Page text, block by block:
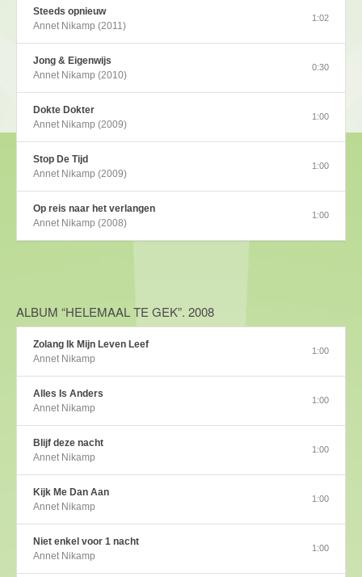
Steeds opnieuw
Annet Nikamp (2011)
1:02
Jong & Eigenwijs
Annet Nikamp (2010)
0:30
Dokte Dokter
Annet Nikamp (2009)
1:00
Stop De Tijd
Annet Nikamp (2009)
1:00
Op reis naar het verlangen
Annet Nikamp (2008)
1:00
ALBUM “HELEMAAL TE GEK”. 2008
Zolang Ik Mijn Leven Leef
Annet Nikamp
1:00
Alles Is Anders
Annet Nikamp
1:00
Blijf deze nacht
Annet Nikamp
1:00
Kijk Me Dan Aan
Annet Nikamp
1:00
Niet enkel voor 1 nacht
Annet Nikamp
1:00